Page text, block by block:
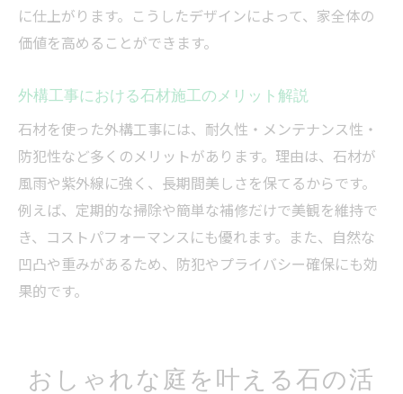
に仕上がります。こうしたデザインによって、家全体の
価値を高めることができます。
外構工事における石材施工のメリット解説
石材を使った外構工事には、耐久性・メンテナンス性・
防犯性など多くのメリットがあります。理由は、石材が
風雨や紫外線に強く、長期間美しさを保てるからです。
例えば、定期的な掃除や簡単な補修だけで美観を維持で
き、コストパフォーマンスにも優れます。また、自然な
凹凸や重みがあるため、防犯やプライバシー確保にも効
果的です。
おしゃれな庭を叶える石の活